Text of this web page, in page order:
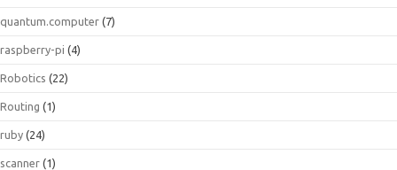
quantum.computer (7)
raspberry-pi (4)
Robotics (22)
Routing (1)
ruby (24)
scanner (1)